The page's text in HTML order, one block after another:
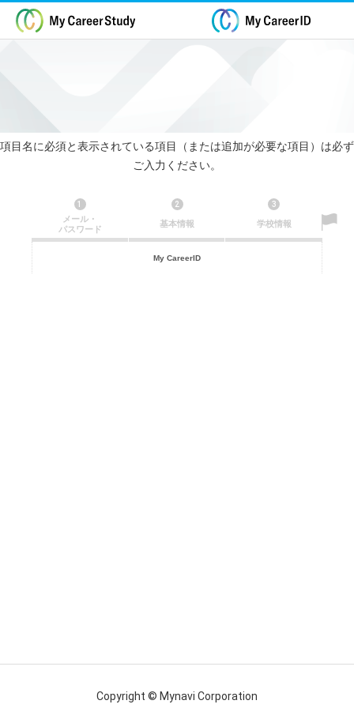
項目名に必須と表示されている項目（または追加が必要な項目）は必ず
ご入力ください。
1
メール・
パスワード
2
基本情報
3
学校情報
My CareerID
Copyright © Mynavi Corporation